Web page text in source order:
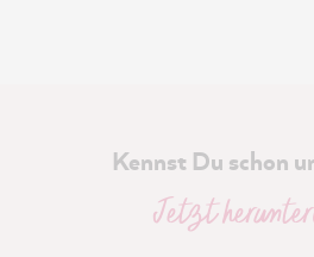
Kennst Du schon
Jetzt